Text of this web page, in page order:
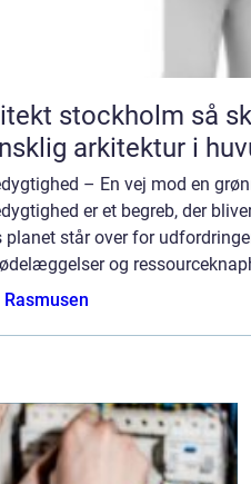
så skapas hållbar och
arkitektur i
– En vej mod en
er et begreb, der
planet står over for
og